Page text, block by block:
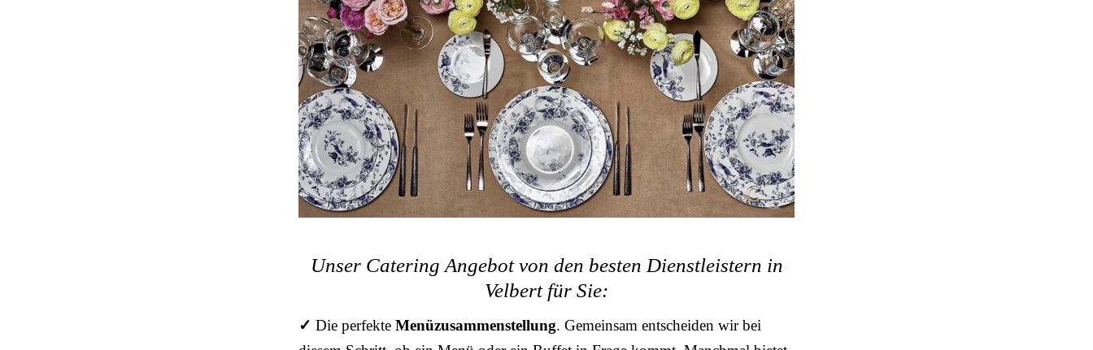
Unser Catering Angebot von den besten Dienstleistern in
Velbert für Sie:
✓ Die perfekte Menüzusammenstellung. Gemeinsam entscheiden wir bei